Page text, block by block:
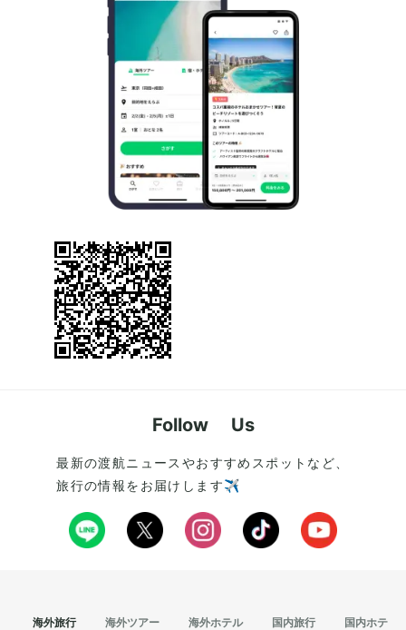
Follow Us
最新の渡航ニュースやおすすめスポットなど、
旅行の情報をお届けします✈️
海外旅行 海外ツアー 海外ホテル 国内旅行 国内ホテル